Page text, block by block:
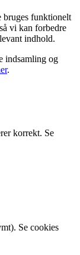
bruges funktionelt
vi kan forbedre
indhold.
indsamling og
.
korrekt. Se
Se cookies